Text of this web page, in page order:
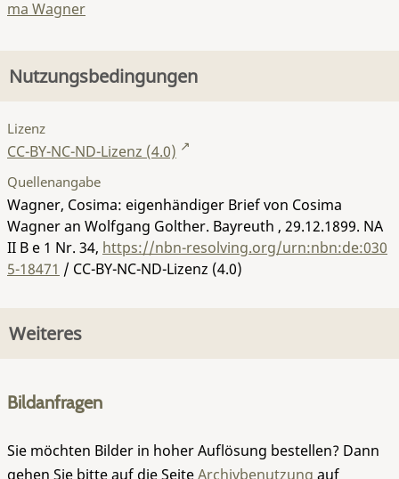
ma Wagner
Nutzungsbedingungen
Lizenz
CC-BY-NC-ND-Lizenz (4.0)
Quellenangabe
Wagner, Cosima: eigenhändiger Brief von Cosima
Wagner an Wolfgang Golther. Bayreuth , 29.12.1899. NA
II B e 1 Nr. 34, https://nbn-resolving.org/urn:nbn:de:030
5-18471 / CC-BY-NC-ND-Lizenz (4.0)
Weiteres
Bildanfragen
Sie möchten Bilder in hoher Auflösung bestellen? Dann
gehen Sie bitte auf die SeiteArchivbenutzung auf